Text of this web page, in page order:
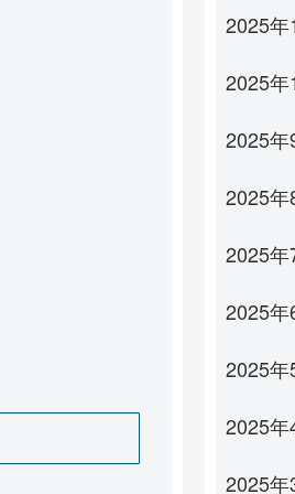
2025年
2025年
2025年
2025年
2025年
2025年
2025年
2025年
2025年